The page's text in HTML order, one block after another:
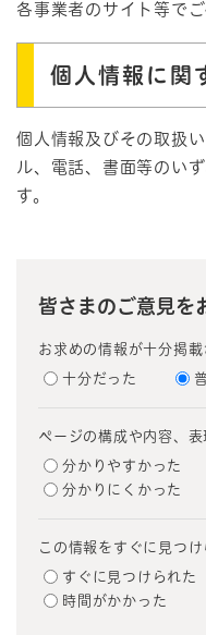
各事業者のサイト等でご
個人情報に関
個人情報及びその取扱
ル、電話、書面等のい
す。
皆さまのご意見を
お求めの情報が十分掲
十分だった
ページの構成や内容、
分かりやすかった
分かりにくかった
この情報をすぐに見つけ
すぐに見つけられた
時間がかかった